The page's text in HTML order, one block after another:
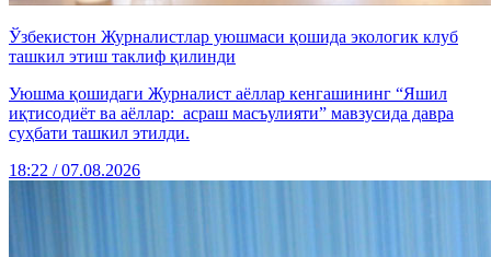
Ўзбекистон Журналистлар уюшмаси қошида экологик клуб
ташкил этиш таклиф қилинди
Уюшма қошидаги Журналист аёллар кенгашининг “Яшил
иқтисодиёт ва аёллар: асраш масъулияти” мавзусида давра
суҳбати ташкил этилди.
18:22 / 07.08.2026